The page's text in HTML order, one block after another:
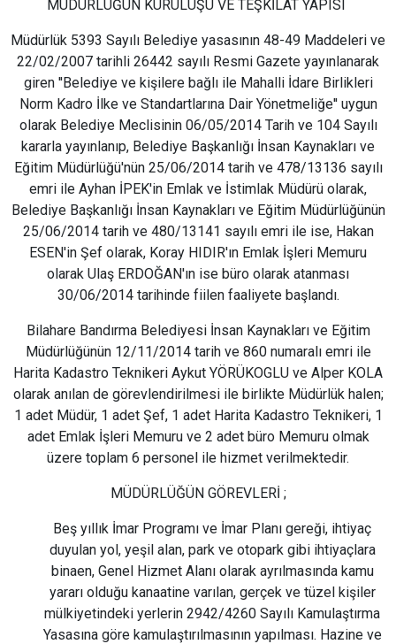
MÜDÜRLÜĞÜN KURULUŞU VE TEŞKİLAT YAPISI
Müdürlük 5393 Sayılı Belediye yasasının 48-49 Maddeleri ve
22/02/2007 tarihli 26442 sayılı Resmi Gazete yayınlanarak
giren ''Belediye ve kişilere bağlı ile Mahalli İdare Birlikleri
Norm Kadro İlke ve Standartlarına Dair Yönetmeliğe'' uygun
olarak Belediye Meclisinin 06/05/2014 Tarih ve 104 Sayılı
kararla yayınlanıp, Belediye Başkanlığı İnsan Kaynakları ve
Eğitim Müdürlüğü'nün 25/06/2014 tarih ve 478/13136 sayılı
emri ile Ayhan İPEK'in Emlak ve İstimlak Müdürü olarak,
Belediye Başkanlığı İnsan Kaynakları ve Eğitim Müdürlüğünün
25/06/2014 tarih ve 480/13141 sayılı emri ile ise, Hakan
ESEN'in Şef olarak, Koray HIDIR'ın Emlak İşleri Memuru
olarak Ulaş ERDOĞAN'ın ise büro olarak atanması
30/06/2014 tarihinde fiilen faaliyete başlandı.
Bilahare Bandırma Belediyesi İnsan Kaynakları ve Eğitim
Müdürlüğünün 12/11/2014 tarih ve 860 numaralı emri ile
Harita Kadastro Teknikeri Aykut YÖRÜKOGLU ve Alper KOLA
olarak anılan de görevlendirilmesi ile birlikte Müdürlük halen;
1 adet Müdür, 1 adet Şef, 1 adet Harita Kadastro Teknikeri, 1
adet Emlak İşleri Memuru ve 2 adet büro Memuru olmak
üzere toplam 6 personel ile hizmet verilmektedir.
MÜDÜRLÜĞÜN GÖREVLERİ ;
Beş yıllık İmar Programı ve İmar Planı gereği, ihtiyaç
duyulan yol, yeşil alan, park ve otopark gibi ihtiyaçlara
binaen, Genel Hizmet Alanı olarak ayrılmasında kamu
yararı olduğu kanaatine varılan, gerçek ve tüzel kişiler
mülkiyetindeki yerlerin 2942/4260 Sayılı Kamulaştırma
Yasasına göre kamulaştırılmasının yapılması. Hazine ve